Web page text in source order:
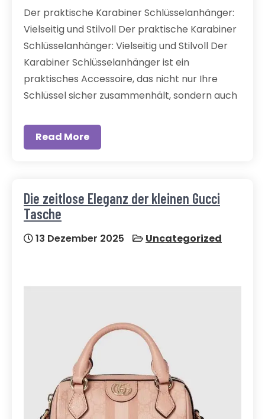
Der praktische Karabiner Schlüsselanhänger:
Vielseitig und Stilvoll Der praktische Karabiner
Schlüsselanhänger: Vielseitig und Stilvoll Der
Karabiner Schlüsselanhänger ist ein
praktisches Accessoire, das nicht nur Ihre
Schlüssel sicher zusammenhält, sondern auch
Read More
Die zeitlose Eleganz der kleinen Gucci
Tasche
13 Dezember 2025 Uncategorized